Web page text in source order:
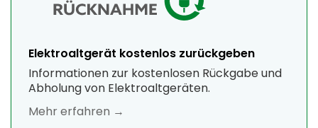
Elektroaltgerät kostenlos zurückgeben
Informationen zur kostenlosen Rückgabe und
Abholung von Elektroaltgeräten.
Mehr erfahren →